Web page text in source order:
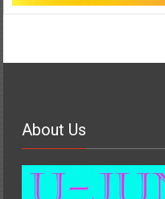
About Us